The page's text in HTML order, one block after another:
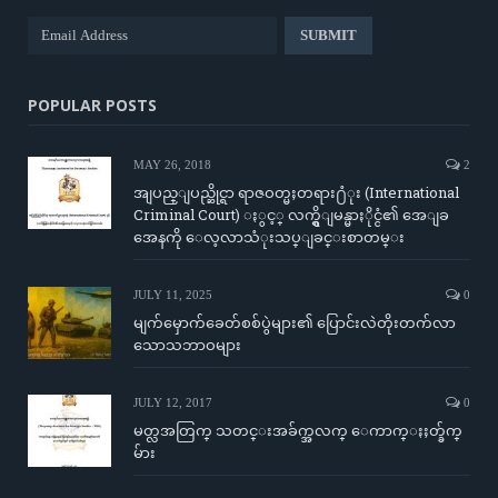
POPULAR POSTS
MAY 26, 2018 2
အျပည္ျပည္ဆိုင္ရာ ရာဇဝတ္မႈတရား႐ံုး (International
Criminal Court) ႏွင့္ လက္ရွိျမန္မာႏိုင္ငံ၏ အေျခ
အေနကို ေလ့လာသံုးသပ္ျခင္းစာတမ္း
JULY 11, 2025 0
မျက်မှောက်ခေတ်စစ်ပွဲများ၏ ပြောင်းလဲတိုးတက်လာ
သောသဘာဝများ
JULY 12, 2017 0
မတ္လအတြက္ သတင္းအခ်က္အလက္ ေကာက္ႏႈတ္ခ်က္
မ်ား